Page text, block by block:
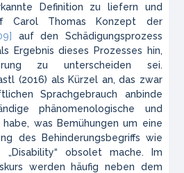
Definition zu liefern und
Carol Thomas Konzept der
auf den Schädigungsprozess
Ergebnis dieses Prozesses hin,
zu unterscheiden sei.
(2016) als Kürzel an, das zwar
Sprachgebrauch anbinde
phänomenologische und
was Bemühungen um eine
des Behinderungsbegriffs wie
obsolet mache. Im
werden häufig neben dem